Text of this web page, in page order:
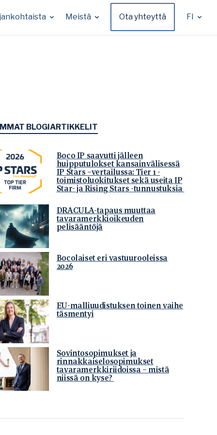
Meistä Ota yhteyttä FI
BLOGIARTIKKELIT
Boco IP saavutti jälleen
huipputulokset kansainvälisessä
IP Stars –vertailussa: Tier 1 -
toimistoluokitukset sekä useita IP
Star- ja Rising Stars -tunnustuksia
DRACULA-tapaus muuttaa
tavaramerkkioikeuden
pelisääntöjä
Bocolaiset eri vastuurooleissa
2026
EU-malliuudistuksen toinen vaihe
täsmentyi
Sovintosopimukset ja
rinnakkaiselosopimukset
tavaramerkkiriidoissa – mistä
niissä on kyse?